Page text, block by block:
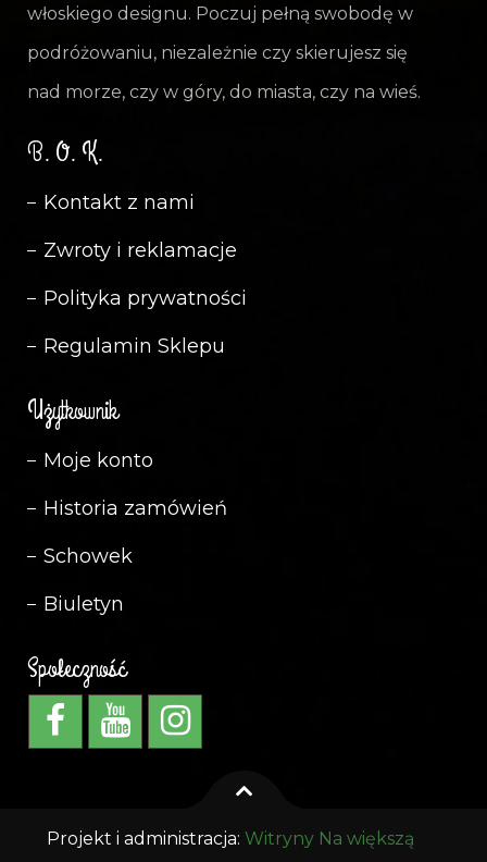
włoskiego designu. Poczuj pełną swobodę w
podróżowaniu, niezależnie czy skierujesz się
nad morze, czy w góry, do miasta, czy na wieś.
B. O. K.
Kontakt z nami
Zwroty i reklamacje
Polityka prywatności
Regulamin Sklepu
Użytkownik
Moje konto
Historia zamówień
Schowek
Biuletyn
Społeczność
Projekt i administracja: Witryny Na większą